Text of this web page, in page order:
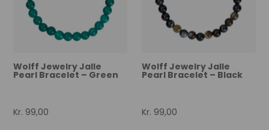
Wolff Jewelry Jalle
Pearl Bracelet – Green
Kr. 99,00
Wolff Jewelry Jalle
Pearl Bracelet – Black
Kr. 99,00